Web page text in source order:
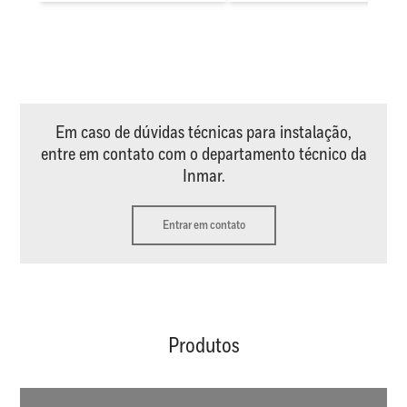
Em caso de dúvidas técnicas para instalação,
entre em contato com o departamento técnico da
Inmar.
Entrar em contato
Produtos